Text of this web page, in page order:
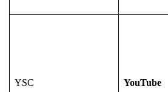
YSC YouTube